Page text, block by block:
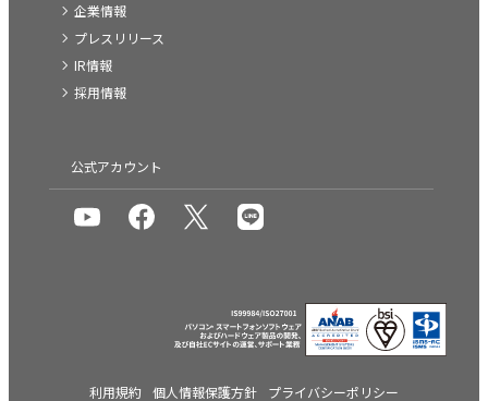
企業情報
プレスリリース
IR情報
採用情報
公式アカウント
利用規約 個人情報保護方針 プライバシーポリシー